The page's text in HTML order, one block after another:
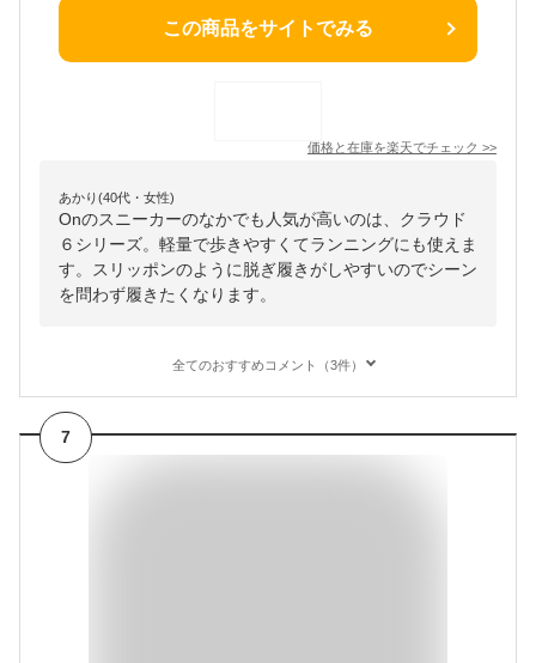
この商品をサイトでみる
価格と在庫を楽天でチェック >>
あかり(40代・女性)
Onのスニーカーのなかでも人気が高いのは、クラウド
６シリーズ。軽量で歩きやすくてランニングにも使えま
す。スリッポンのように脱ぎ履きがしやすいのでシーン
を問わず履きたくなります。
全てのおすすめコメント（3件）
7